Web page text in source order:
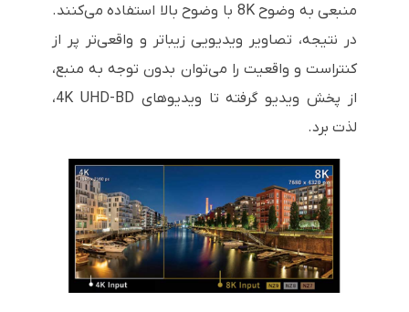
منبعی به وضوح 8K با وضوح بالا استفاده می‌کنند.
در نتیجه، تصاویر ویدیویی زیباتر و واقعی‌تر پر از
کنتراست و واقعیت را می‌توان بدون توجه به منبع،
از پخش ویدیو گرفته تا ویدیوهای 4K UHD-BD،
لذت برد.